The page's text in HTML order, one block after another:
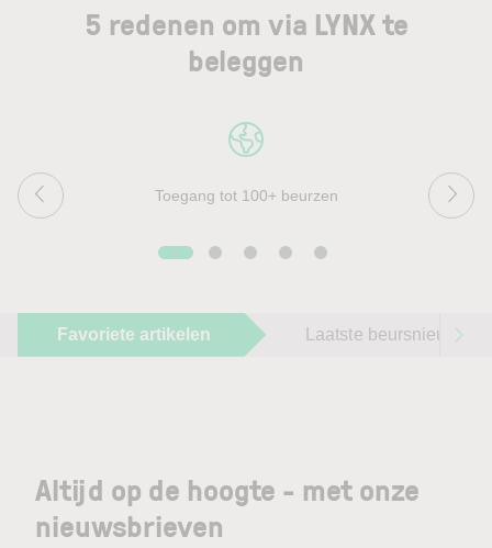
5 redenen om via LYNX te
beleggen
Toegang tot 100+ beurzen
Favoriete artikelen Laatste beursnieuws
Altijd op de hoogte - met onze
nieuwsbrieven